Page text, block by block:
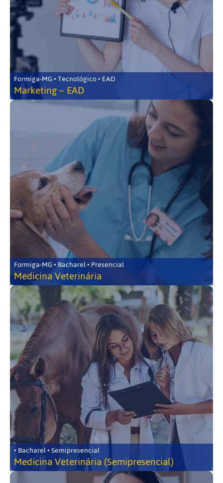
Formiga-MG • Tecnológico • EAD
Marketing – EAD
Formiga-MG • Bacharel • Presencial
Medicina Veterinária
• Bacharel • Semipresencial
Medicina Veterinária (Semipresencial)